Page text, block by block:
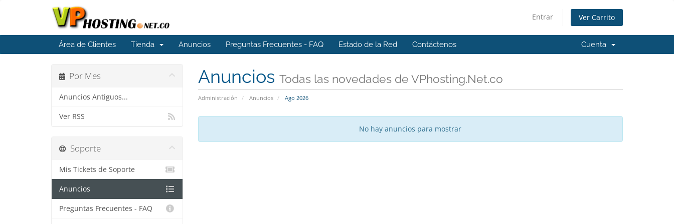
Entrar Ver Carrito
Área de Clientes Tienda Anuncios Preguntas Frecuentes - FAQ Estado de la Red Contáctenos Cuenta
Anuncios Todas las novedades de VPhosting.Net.co
Administración Anuncios Ago 2026
Por Mes
Anuncios Antiguos...
Ver RSS
No hay anuncios para mostrar
Soporte
Mis Tickets de Soporte
Anuncios
Preguntas Frecuentes - FAQ